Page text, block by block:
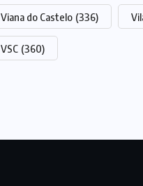
Viana do Castelo (336)
VSC (360)